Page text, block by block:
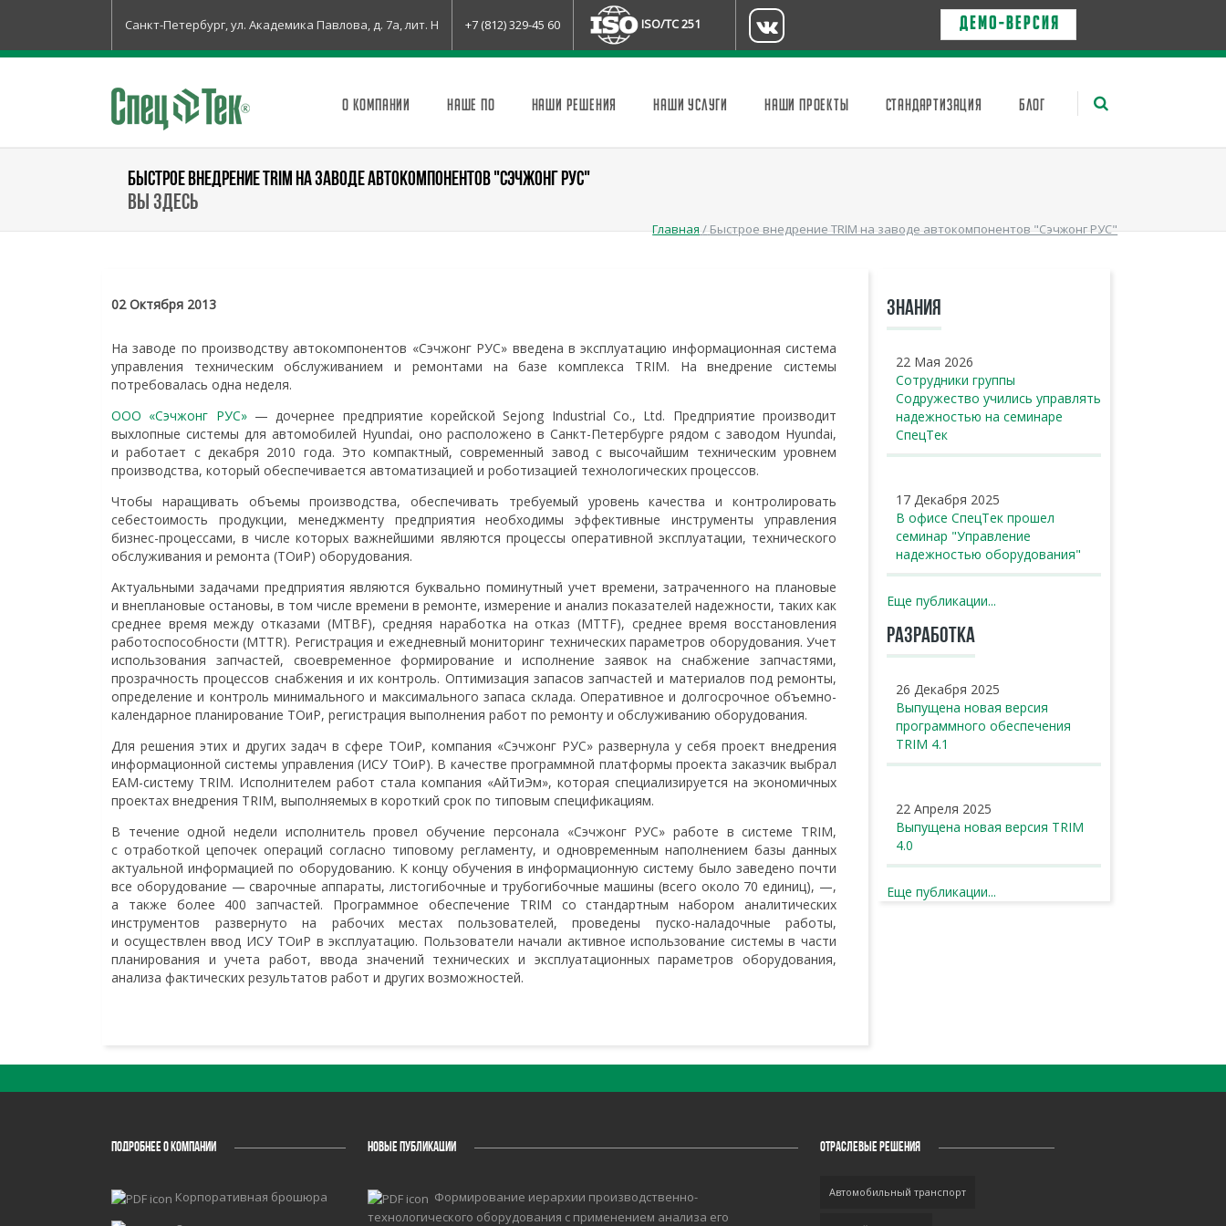
Санкт-Петербург, ул. Академика Павлова, д. 7а, лит. Н +7 (812) 329-45 60 ISO/TC 251 Д Е М О - в е р с и я
О КОМПАНИИ НАШЕ ПО НАШИ РЕШЕНИЯ НАШИ УСЛУГИ НАШИ ПРОЕКТЫ СТАНДАРТИЗАЦИЯ БЛОГ
БЫСТРОЕ ВНЕДРЕНИЕ TRIM НА ЗАВОДЕ АВТОКОМПОНЕНТОВ "СЭЧЖОНГ РУС"
Вы здесь
Главная/Быстрое внедрение TRIM на заводе автокомпонентов "Сэчжонг РУС"
02 Октября 2013
На заводе по производству автокомпонентов «Сэчжонг РУС» введена в эксплуатацию информационная система
управления техническим обслуживанием и ремонтами на базе комплекса TRIM. На внедрение системы
потребовалась одна неделя.
ООО «Сэчжонг РУС»— дочернее предприятие корейской Sejong Industrial Co., Ltd. Предприятие производит
выхлопные системы для автомобилей Hyundai, оно расположено в Санкт-Петербурге рядом с заводом Hyundai,
и работает с декабря 2010 года. Это компактный, современный завод с высочайшим техническим уровнем
производства, который обеспечивается автоматизацией и роботизацией технологических процессов.
Чтобы наращивать объемы производства, обеспечивать требуемый уровень качества и контролировать
себестоимость продукции, менеджменту предприятия необходимы эффективные инструменты управления
бизнес-процессами, в числе которых важнейшими являются процессы оперативной эксплуатации, технического
обслуживания и ремонта (ТОиР) оборудования.
Актуальными задачами предприятия являются буквально поминутный учет времени, затраченного на плановые
и внеплановые остановы, в том числе времени в ремонте, измерение и анализ показателей надежности, таких как
среднее время между отказами (MTBF), средняя наработка на отказ (MTTF), среднее время восстановления
работоспособности (MTTR). Регистрация и ежедневный мониторинг технических параметров оборудования. Учет
использования запчастей, своевременное формирование и исполнение заявок на снабжение запчастями,
прозрачность процессов снабжения и их контроль. Оптимизация запасов запчастей и материалов под ремонты,
определение и контроль минимального и максимального запаса склада. Оперативное и долгосрочное объемно-
календарное планирование ТОиР, регистрация выполнения работ по ремонту и обслуживанию оборудования.
Для решения этих и других задач в сфере ТОиР, компания «Сэчжонг РУС» развернула у себя проект внедрения
информационной системы управления (ИСУ ТОиР). В качестве программной платформы проекта заказчик выбрал
EAM-систему TRIM. Исполнителем работ стала компания «АйТиЭм», которая специализируется на экономичных
проектах внедрения TRIM, выполняемых в короткий срок по типовым спецификациям.
В течение одной недели исполнитель провел обучение персонала «Сэчжонг РУС» работе в системе TRIM,
с отработкой цепочек операций согласно типовому регламенту, и одновременным наполнением базы данных
актуальной информацией по оборудованию. К концу обучения в информационную систему было заведено почти
все оборудование — сварочные аппараты, листогибочные и трубогибочные машины (всего около 70 единиц), —,
а также более 400 запчастей. Программное обеспечение TRIM со стандартным набором аналитических
инструментов развернуто на рабочих местах пользователей, проведены пуско-наладочные работы,
и осуществлен ввод ИСУ ТОиР в эксплуатацию. Пользователи начали активное использование системы в части
планирования и учета работ, ввода значений технических и эксплуатационных параметров оборудования,
анализа фактических результатов работ и других возможностей.
ЗНАНИЯ
22 Мая 2026
Сотрудники группы
Содружество учились управлять
надежностью на семинаре
СпецТек
17 Декабря 2025
В офисе СпецТек прошел
семинар "Управление
надежностью оборудования"
Еще публикации...
РАЗРАБОТКА
26 Декабря 2025
Выпущена новая версия
программного обеспечения
TRIM 4.1
22 Апреля 2025
Выпущена новая версия TRIM
4.0
Еще публикации...
ПОДРОБНЕЕ О КОМПАНИИ
Корпоративная брошюра
НОВЫЕ ПУБЛИКАЦИИ
Формирование иерархии производственно-
технологического оборудования с применением анализа его
ОТРАСЛЕВЫЕ РЕШЕНИЯ
Автомобильный транспорт